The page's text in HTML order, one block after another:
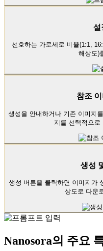
설
선호하는 가로세로 비율(1:1,
해상도)
참조
생성을 안내하거나 기존 이미지
지를 선택적으로
생성
생성 버튼을 클릭하면 이미지가
상도로 다운
Nanosora의 주요